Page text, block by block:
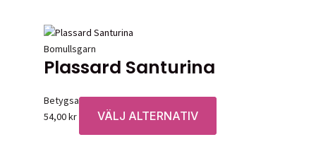
Bomullsgarn
Plassard Santurina
Betygsatt0av 5
54,00kr VÄLJ ALTERNATIV
här